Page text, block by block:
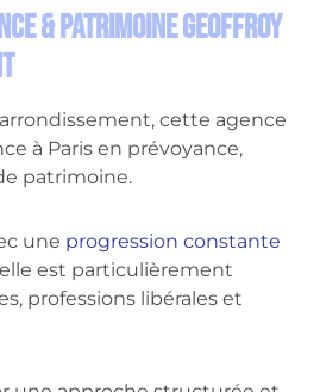
& Patrimoine Geoffroy
cette agence
à Paris en prévoyance,
patrimoine.
une progression constante
elle est particulièrement
professions libérales et